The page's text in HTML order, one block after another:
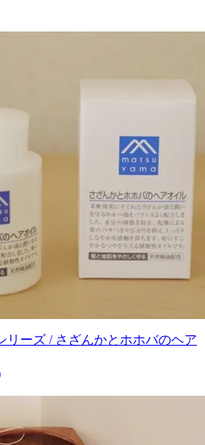
リーズ / さざんかとホホバのヘア